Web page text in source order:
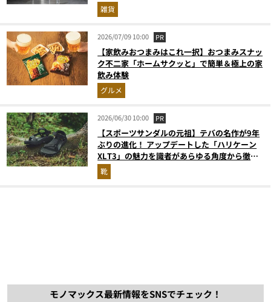
雑貨
2026/07/09 10:00 PR
【家飲みおつまみはこれ一択】おつまみスナッ
ク不二家「ホームサクッと」で簡単＆極上の家
飲み体験
グルメ
2026/06/30 10:00 PR
【スポーツサンダルの元祖】テバの名作が9年
ぶりの進化！ アップデートした「ハリケーン
XLT3」の魅力を識者があらゆる角度から徹底
解説！
靴
モノマックス最新情報をSNSでチェック！